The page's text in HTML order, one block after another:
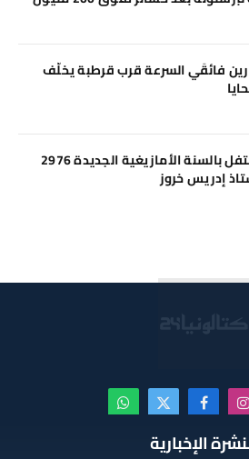
فائقَي السرعة قرب قرطبة يخلّف
برشلونة تحتفل بالسنة الأمازيغية الجديدة 2976
إدريس خروز
الانستغرامفيسبوكX
(Twitter)
واتساب
الإخبارية